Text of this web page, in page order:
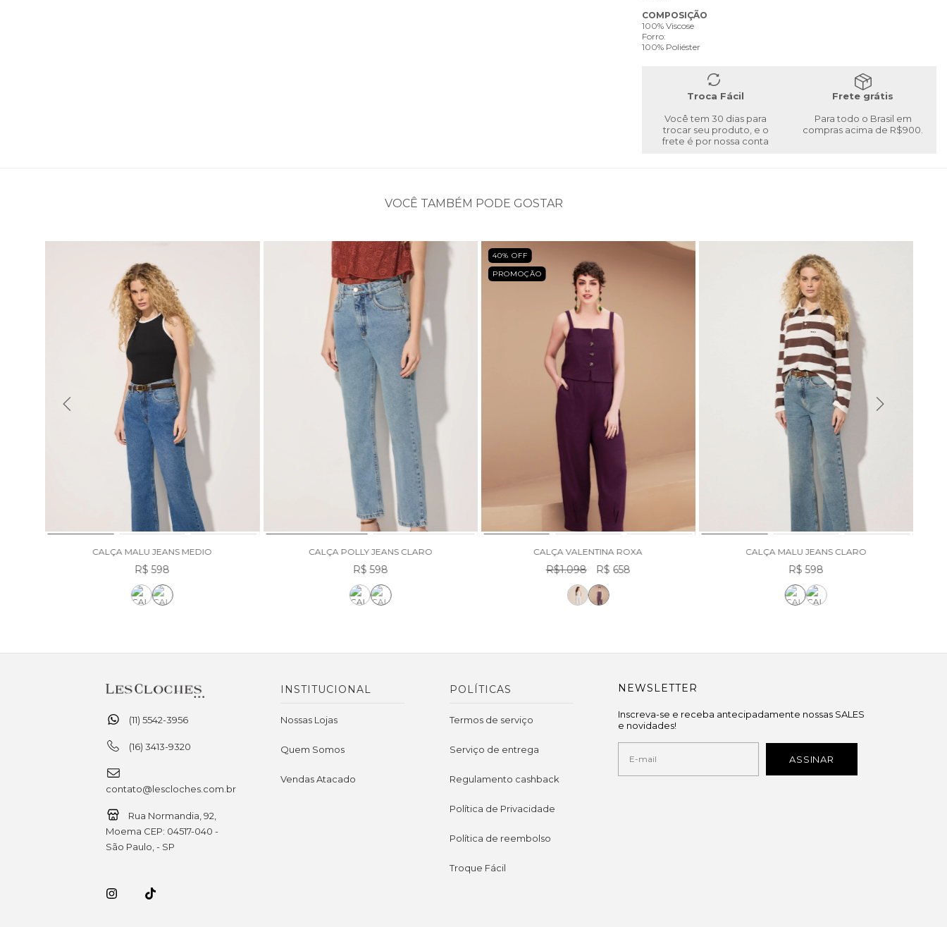
COMPOSIÇÃO
100% Viscose
Forro:
100% Poliéster
Troca Fácil
Você tem 30 dias para
trocar seu produto, e o
frete é por nossa conta
Frete grátis
Para todo o Brasil em
compras acima de R$900.
VOCÊ TAMBÉM PODE GOSTAR
CALÇA MALU JEANS MEDIO
R$ 598
CALÇA POLLY JEANS CLARO
R$ 598
40% OFF
PROMOÇÃO
CALÇA VALENTINA ROXA
R$1.098 R$ 658
CALÇA MALU JEANS CLARO
R$ 598
(11) 5542-3956
(16) 3413-9320
contato@lescloches.com.br
Rua Normandia, 92,
Moema CEP: 04517-040 -
São Paulo, - SP
INSTITUCIONAL
Nossas Lojas
Quem Somos
Vendas Atacado
POLÍTICAS
Termos de serviço
Serviço de entrega
Regulamento cashback
Política de Privacidade
Política de reembolso
Troque Fácil
NEWSLETTER
Inscreva-se e receba antecipadamente nossas SALES
e novidades!